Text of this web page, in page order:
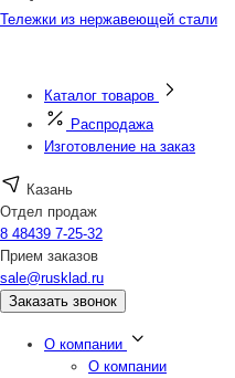
Тележки из нержавеющей стали
Каталог товаров
Распродажа
Изготовление на заказ
Казань
Отдел продаж
8 48439 7-25-32
Прием заказов
sale@rusklad.ru
Заказать звонок
О компании
О компании